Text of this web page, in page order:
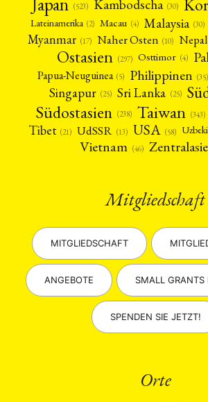
(523) Kambodscha (30)
Lateinamerika (2) Macau (4) Malaysia (30)
Myanmar (17) Naher Osten (10) Nepal
Ostasien (297) Osttimor (4)
Papua-Neuguinea (5) Philippinen (35)
Singapur (25) Sri Lanka (25)
Südostasien (238) Taiwan (343)
Tibet (21) UdSSR (13) USA (58)
Vietnam (46)
Mitgliedschaft
MITGLIEDSCHAFT
ANGEBOTE SMALL GRANTS
SPENDEN SIE JETZT!
Orte